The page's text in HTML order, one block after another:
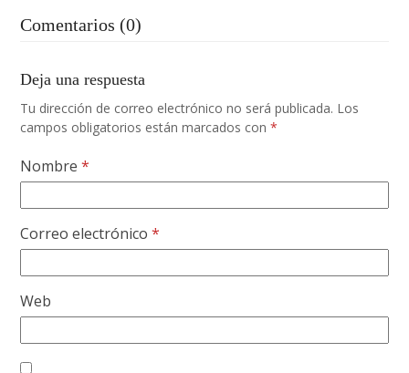
Comentarios (0)
Deja una respuesta
Tu dirección de correo electrónico no será publicada. Los
campos obligatorios están marcados con*
Nombre*
Correo electrónico*
Web